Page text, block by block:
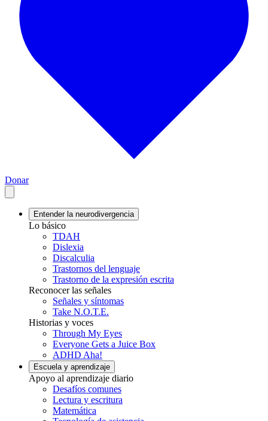
Donar
Entender la neurodivergencia
Lo básico
TDAH
Dislexia
Discalculia
Trastornos del lenguaje
Trastorno de la expresión escrita
Reconocer las señales
Señales y síntomas
Take N.O.T.E.
Historias y voces
Through My Eyes
Everyone Gets a Juice Box
ADHD Aha!
Escuela y aprendizaje
Apoyo al aprendizaje diario
Desafíos comunes
Lectura y escritura
Matemática